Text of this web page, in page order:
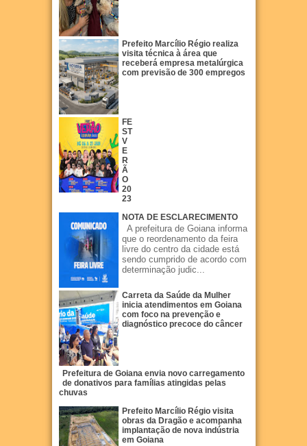
Prefeito Marcílio Régio realiza
visita técnica à área que
receberá empresa metalúrgica
com previsão de 300 empregos
FE
ST
V
E
R
Ã
O
20
23
NOTA DE ESCLARECIMENTO
A prefeitura de Goiana informa
que o reordenamento da feira
livre do centro da cidade está
sendo cumprido de acordo com
determinação judic...
Carreta da Saúde da Mulher
inicia atendimentos em Goiana
com foco na prevenção e
diagnóstico precoce do câncer
Prefeitura de Goiana envia novo carregamento
de donativos para famílias atingidas pelas
chuvas
Prefeito Marcílio Régio visita
obras da Dragão e acompanha
implantação de nova indústria
em Goiana